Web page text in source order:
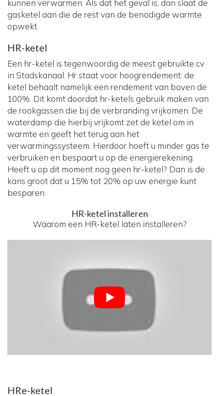
kunnen verwarmen. Als dat het geval is, dan slaat de
gasketel aan die de rest van de benodigde warmte
opwekt.
HR-ketel
Een hr-ketel is tegenwoordig de meest gebruikte cv
in Stadskanaal. Hr staat voor hoogrendement: de
ketel behaalt namelijk een rendement van boven de
100%. Dit komt doordat hr-ketels gebruik maken van
de rookgassen die bij de verbranding vrijkomen. De
waterdamp die hierbij vrijkomt zet de ketel om in
warmte en geeft het terug aan het
verwarmingssysteem. Hierdoor hoeft u minder gas te
verbruiken en bespaart u op de energierekening.
Heeft u op dit moment nog geen hr-ketel? Dan is de
kans groot dat u 15% tot 20% op uw energie kunt
besparen.
HR-ketel installeren
Waarom een HR-ketel laten installeren?
HRe-ketel